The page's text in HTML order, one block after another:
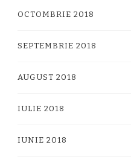
OCTOMBRIE 2018
SEPTEMBRIE 2018
AUGUST 2018
IULIE 2018
IUNIE 2018